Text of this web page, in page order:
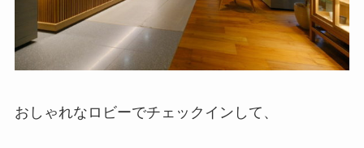
おしゃれなロビーでチェックインして、